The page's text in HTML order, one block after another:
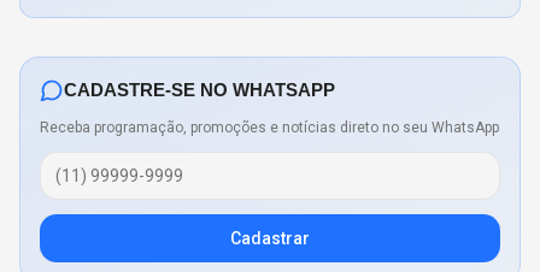
CADASTRE-SE NO WHATSAPP
Receba programação, promoções e notícias direto no seu WhatsApp
Cadastrar